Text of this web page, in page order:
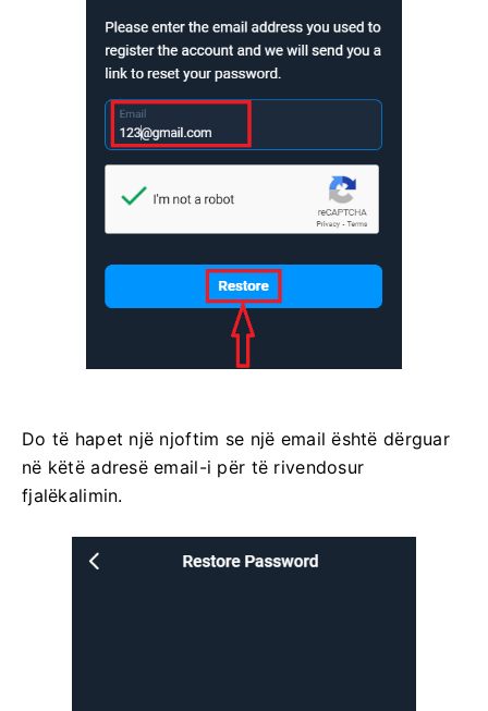
Do të hapet një njoftim se një email është dërguar
në këtë adresë email-i për të rivendosur
fjalëkalimin.